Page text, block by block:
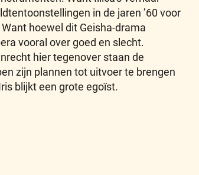
in de jaren ’60 voor
hoewel dit Geisha-drama
vooral over goed en slecht.
hier tegenover staan de
zijn plannen tot uitvoer te brengen
blijkt een grote egoïst.